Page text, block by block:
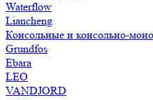
Waterflow
Liancheng
Консольные и консольно-
Grundfos
Ebara
LEO
VANDJORD